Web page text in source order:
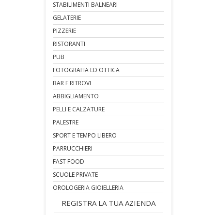
STABILIMENTI BALNEARI
GELATERIE
PIZZERIE
RISTORANTI
PUB
FOTOGRAFIA ED OTTICA
BAR E RITROVI
ABBIGLIAMENTO
PELLI E CALZATURE
PALESTRE
SPORT E TEMPO LIBERO
PARRUCCHIERI
FAST FOOD
SCUOLE PRIVATE
OROLOGERIA GIOIELLERIA
REGISTRA LA TUA AZIENDA